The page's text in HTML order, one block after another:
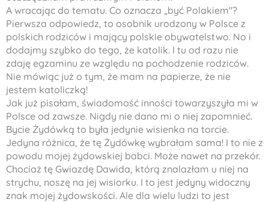
A wracając do tematu. Co oznacza „być Polakiem"?
Pierwsza odpowiedz, to osobnik urodzony w Polsce z
polskich rodziców i mający polskie obywatelstwo. No i
dodajmy szybko do tego, że katolik. I tu od razu nie
zdaję egzaminu ze względu na pochodzenie rodziców.
Nie mówiąc już o tym, że mam na papierze, że nie
jestem katoliczką!
Jak już pisałam, świadomość inności towarzyszyła mi w
Polsce od zawsze. Nigdy nie dano mi o niej zapomnieć.
Bycie Żydówką to była jedynie wisienka na torcie.
Jedyna różnica, że tę Żydówkę wybrałam sama! I to nie z
powodu mojej żydowskiej babci. Może nawet na przekór.
Chociaż tę Gwiazdę Dawida, którą znalazłam u niej na
strychu, noszę na jej wisiorku. I to jest jedyny widoczny
znak mojej żydowskości. Ale dla wielu ludzi to jest